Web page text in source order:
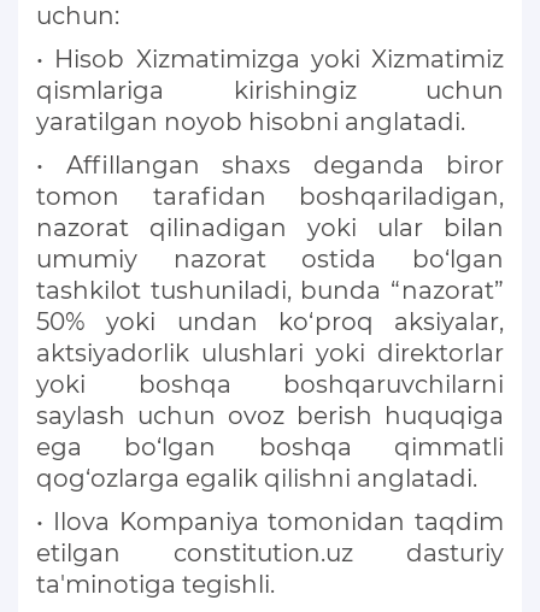
uchun:
• Hisob Xizmatimizga yoki Xizmatimiz
qismlariga kirishingiz uchun
yaratilgan noyob hisobni anglatadi.
• Affillangan shaxs deganda biror
tomon tarafidan boshqariladigan,
nazorat qilinadigan yoki ular bilan
umumiy nazorat ostida bo‘lgan
tashkilot tushuniladi, bunda “nazorat”
50% yoki undan ko‘proq aksiyalar,
aktsiyadorlik ulushlari yoki direktorlar
yoki boshqa boshqaruvchilarni
saylash uchun ovoz berish huquqiga
ega bo‘lgan boshqa qimmatli
qog‘ozlarga egalik qilishni anglatadi.
• Ilova Kompaniya tomonidan taqdim
etilgan constitution.uz dasturiy
ta'minotiga tegishli.